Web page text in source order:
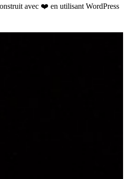
avec ❤️ en utilisant WordPress